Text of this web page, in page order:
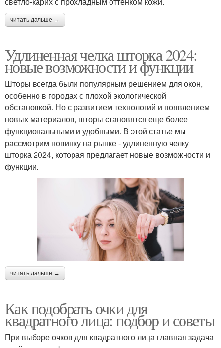
читать дальше →
Удлиненная челка шторка 2024:
новые возможности и функции
Шторы всегда были популярным решением для окон,
особенно в городах с плохой экологической
обстановкой. Но с развитием технологий и появлением
новых материалов, шторы становятся еще более
функциональными и удобными. В этой статье мы
рассмотрим новинку на рынке - удлиненную челку
шторка 2024, которая предлагает новые возможности и
функции.
читать дальше →
Как подобрать очки для
квадратного лица: подбор и советы
При выборе очков для квадратного лица главная задача